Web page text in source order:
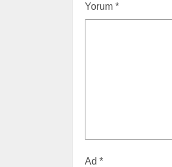
Yorum *
Ad *